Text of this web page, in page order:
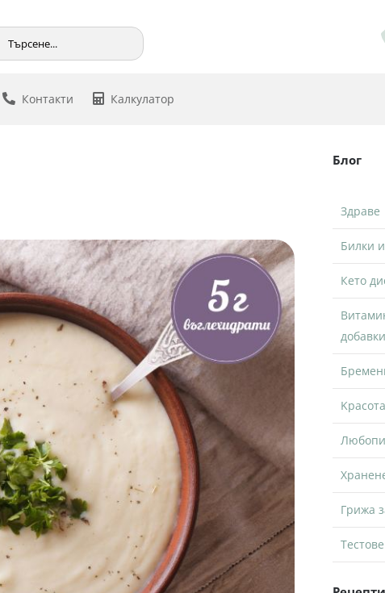
Контакти Калкулатор
Блог
Здраве
Билки
Кето
добавки
Kрасота
Грижа
Тестове